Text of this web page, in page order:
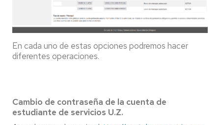
En cada uno de estas opciones podremos hacer
diferentes operaciones.
Cambio de contraseña de la cuenta de
estudiante de servicios U.Z.